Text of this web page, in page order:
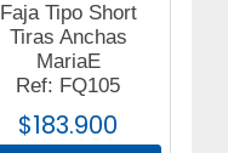
Faja Tipo Short
Tiras Anchas
MariaE
Ref: FQ105
$183.900